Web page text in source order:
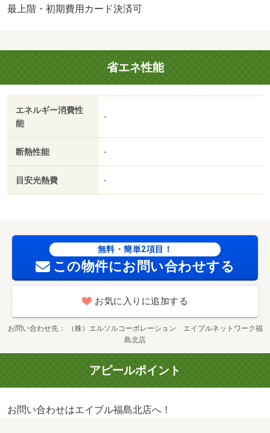
介手数料：１ヶ月/預りクリーニング費用 49500円
最上階・初期費用カード決済可
省エネ性能
エネルギー消費性
能
-
断熱性能 -
目安光熱費 -
無料・簡単2項目！
この物件にお問い合わせする
お気に入りに追加する
お問い合わせ先
（株）エルソルコーポレーション エイブルネットワーク福
島北店
アピールポイント
お問い合わせはエイブル福島北店へ！